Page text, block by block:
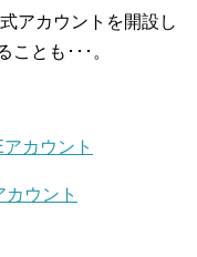
アカウントを開設し
とも･･･。
カウント
ウント